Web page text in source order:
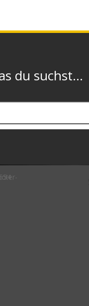
du suchst...